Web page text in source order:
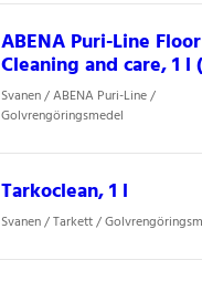
ABENA Puri-Line Floor
Cleaning and care, 1 l
Svanen / ABENA Puri-Line /
Golvrengöringsmedel
Tarkoclean, 1 l
Svanen / Tarkett /